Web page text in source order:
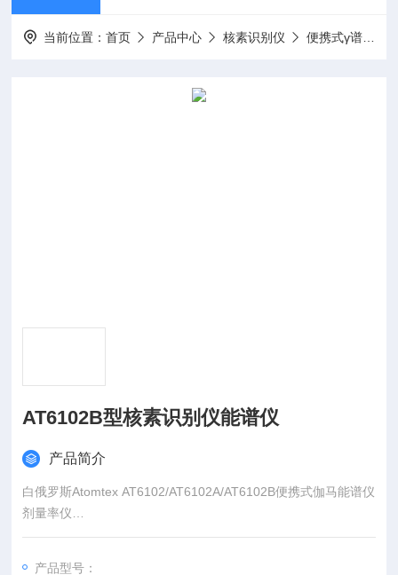
当前位置：首页 产品中心 核素识别仪 便携式γ谱仪
AT6102B型核素识别仪能谱仪
产品简介
白俄罗斯Atomtex AT6102/AT6102A/AT6102B便携式伽马能谱仪
剂量率仪
AT6102，AT6102A，AT6102B型核素识别仪能谱仪是一款多功
产品型号：